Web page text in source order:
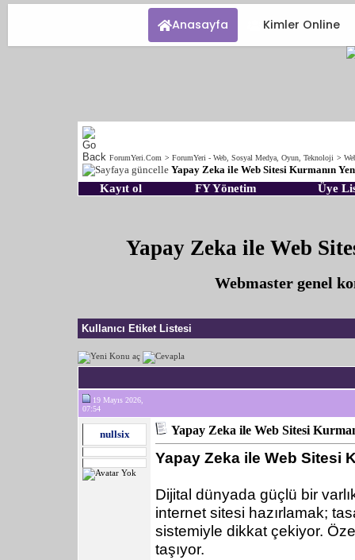
Anasayfa Kimler Online
ForumYeri.Com > ForumYeri - Web, Sosyal Medya, Oyun, Teknoloji >
Yapay Zeka ile Web Sitesi Kurmanın
Kayıt ol FY Yönetim Üye
Yapay Zeka ile Web
Webmaster genel
Kullanıcı Etiket Listesi
19 Mayıs 2026,
07:54
nullsix Yapay Zeka ile Web Sitesi
Yapay Zeka ile Web Sitesi
Dijital dünyada güçlü bir
internet sitesi hazırlamak;
sistemiyle dikkat çekiyor.
taşıyor.